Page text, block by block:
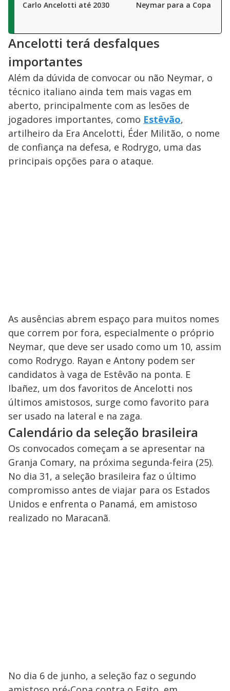
Carlo Ancelotti até 2030 Neymar para a Copa do
Ancelotti terá desfalques
importantes
Além da dúvida de convocar ou não Neymar, o
técnico italiano ainda tem mais vagas em
aberto, principalmente com as lesões de
jogadores importantes, como Estêvão,
artilheiro da Era Ancelotti, Éder Militão, o nome
de confiança na defesa, e Rodrygo, uma das
principais opções para o ataque.
As ausências abrem espaço para muitos nomes
que correm por fora, especialmente o próprio
Neymar, que deve ser usado como um 10, assim
como Rodrygo. Rayan e Antony podem ser
candidatos à vaga de Estêvão na ponta. E
Ibañez, um dos favoritos de Ancelotti nos
últimos amistosos, surge como favorito para
ser usado na lateral e na zaga.
Calendário da seleção brasileira
Os convocados começam a se apresentar na
Granja Comary, na próxima segunda-feira (25).
No dia 31, a seleção brasileira faz o último
compromisso antes de viajar para os Estados
Unidos e enfrenta o Panamá, em amistoso
realizado no Maracanã.
No dia 6 de junho, a seleção faz o segundo